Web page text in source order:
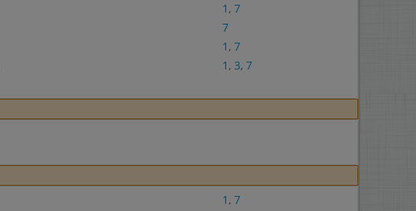
1 , 7
7
1 , 7
1 , 3, 7
1 , 7